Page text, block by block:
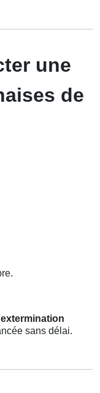
une
de
extermination
sans délai.